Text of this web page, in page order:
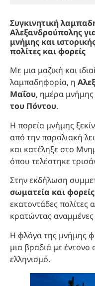
Συγκινητική
Αλεξανδρούπολης
μνήμης και
πολίτες και φορείς
Με μια μαζική και
λαμπαδηφορία, η
Μαΐου, ημέρα μνήμης
του Πόντου.
Η πορεία μνήμης
από την παραλιακή
και κατέληξε στο
όπου τελέστηκε
Στην εκδήλωση
σωματεία και φορείς
εκατοντάδες
κρατώντας αναμμένες
Η φλόγα της μνήμης
μια βραδιά με έντονο
ελληνισμό.